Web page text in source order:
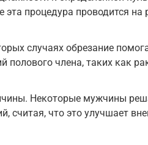
процедура проводится на
случаях обрезание
полового члена, таких как
Некоторые мужчины
считая, что это улучшает